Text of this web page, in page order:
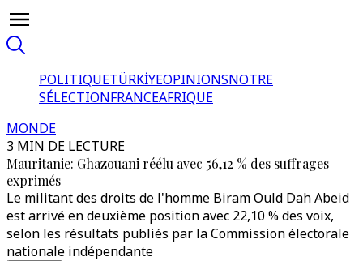
POLITIQUETÜRKİYEOPINIONSNOTRE
SÉLECTIONFRANCEAFRIQUE
MONDE
3 MIN DE LECTURE
Mauritanie: Ghazouani réélu avec 56,12 % des suffrages
exprimés
Le militant des droits de l'homme Biram Ould Dah Abeid
est arrivé en deuxième position avec 22,10 % des voix,
selon les résultats publiés par la Commission électorale
nationale indépendante